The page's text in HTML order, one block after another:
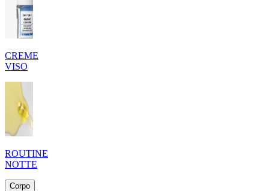
CREME
VISO
ROUTINE
NOTTE
Corpo